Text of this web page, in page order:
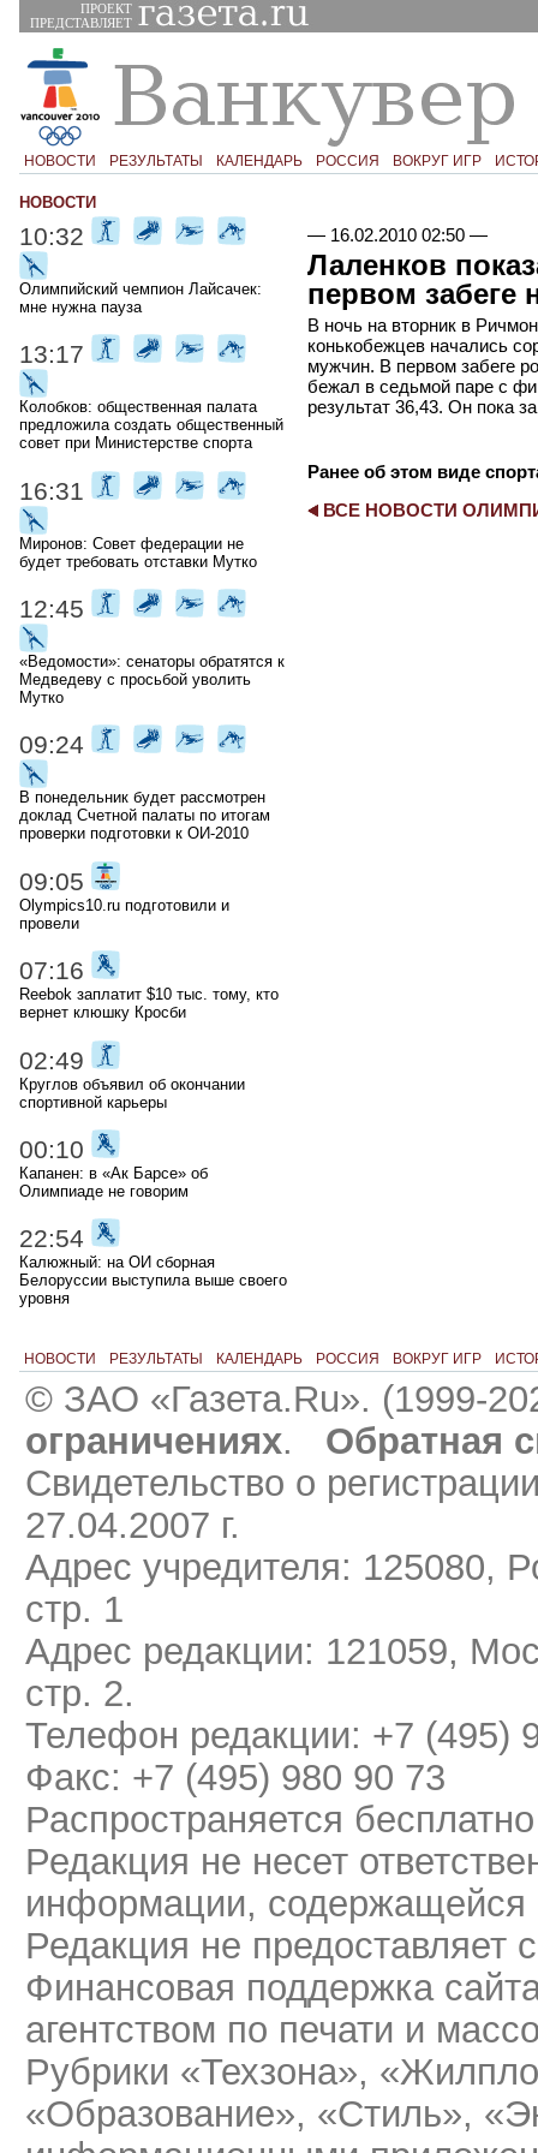
ПРОЕКТ
ПРЕДСТАВЛЯЕТ
НОВОСТИ РЕЗУЛЬТАТЫ КАЛЕНДАРЬ РОССИЯ ВОКРУГ ИГР
— 16.02.2010 02:50—
Лаленков
первом забеге
В ночь на вторник в
конькобежцев начались
мужчин. В первом забеге
бежал в седьмой паре с
результат 36,43. Он пока
Ранее об этом виде
ВСЕ НОВОСТИ
НОВОСТИ
10:32
Олимпийский чемпион Лайсачек:
мне нужна пауза
13:17
Колобков: общественная палата
предложила создать общественный
совет при Министерстве спорта
16:31
Миронов: Совет федерации не
будет требовать отставки Мутко
12:45
«Ведомости»: сенаторы обратятся к
Медведеву с просьбой уволить
Мутко
09:24
В понедельник будет рассмотрен
доклад Счетной палаты по итогам
проверки подготовки к ОИ-2010
09:05
Olympics10.ru подготовили и
провели
07:16
Reebok заплатит $10 тыс. тому, кто
вернет клюшку Кросби
02:49
Круглов объявил об окончании
спортивной карьеры
00:10
Капанен: в «Ак Барсе» об
Олимпиаде не говорим
22:54
Калюжный: на ОИ сборная
Белоруссии выступила выше своего
уровня
НОВОСТИ РЕЗУЛЬТАТЫ КАЛЕНДАРЬ РОССИЯ ВОКРУГ ИГР
© ЗАО «Газета.Ru». (1999-
ограничениях.
Обратная
Свидетельство о
27.04.2007 г.
Адрес учредителя: 125080,
стр. 1
Адрес редакции: 121059,
стр. 2.
Телефон редакции: +7 (495)
Факс: +7 (495) 980 90 73
Распространяется бесплатно
Редакция не несет
информации, содержащейся
Редакция не предоставляет
Финансовая поддержка
агентством по печати и
Рубрики «Техзона»,
«Образование», «Стиль»,